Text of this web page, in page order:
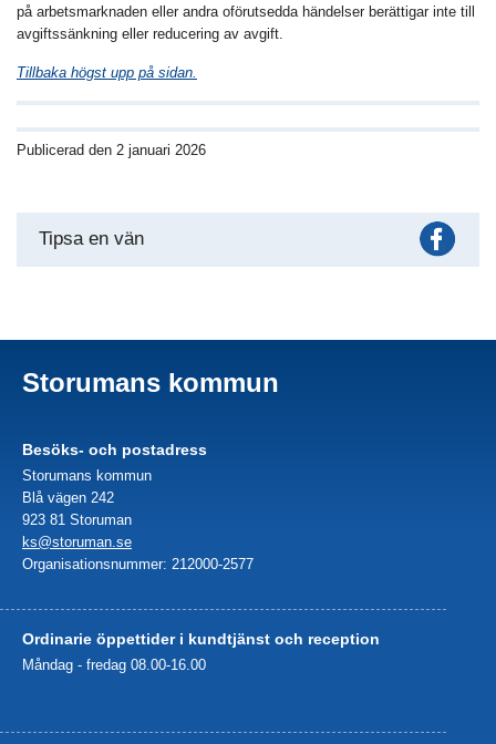
på arbetsmarknaden eller andra oförutsedda händelser berättigar inte till
avgiftssänkning eller reducering av avgift.
Tillbaka högst upp på sidan.
Publicerad den 2 januari 2026
Tipsa en vän
Storumans kommun
Besöks- och postadress
Storumans kommun
Blå vägen 242
923 81 Storuman
ks@storuman.se
Organisationsnummer: 212000-2577
Ordinarie öppettider i kundtjänst och reception
Måndag - fredag 08.00-16.00